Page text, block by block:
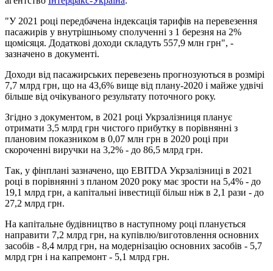
"У 2021 році передбачена індексація тарифів на перевезення
пасажирів у внутрішньому сполученні з 1 березня на 2%
щомісяця. Додаткові доходи складуть 557,9 млн грн", -
зазначено в документі.
Доходи від пасажирських перевезень прогнозуються в розмірі
7,7 млрд грн, що на 43,6% вище від плану-2020 і майже удвічі
більше від очікуваного результату поточного року.
Згідно з документом, в 2021 році Укрзалізниця планує
отримати 3,5 млрд грн чистого прибутку в порівнянні з
плановим показником в 0,07 млн ​​грн в 2020 році при
скороченні виручки на 3,2% - до 86,5 млрд грн.
Так, у фінплані зазначено, що EBITDA Укрзалізниці в 2021
році в порівнянні з планом 2020 року має зрости на 5,4% - до
19,1 млрд грн, а капітальні інвестиції більш ніж в 2,1 рази - до
27,2 млрд грн.
На капітальне будівництво в наступному році планується
направити 7,2 млрд грн, на купівлю/виготовлення основних
засобів - 8,4 млрд грн, на модернізацію основних засобів - 5,7
млрд грн і на капремонт - 5,1 млрд грн.